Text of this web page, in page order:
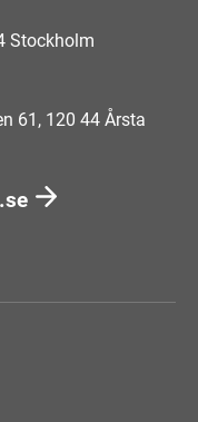
Stockholm
61, 120 44 Årsta